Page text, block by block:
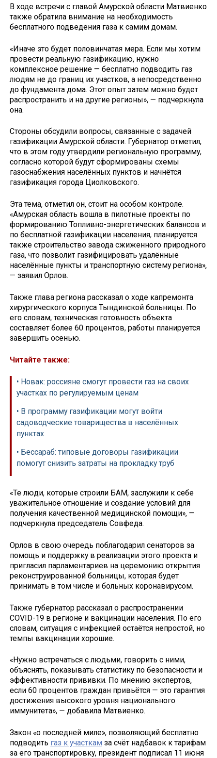
В ходе встречи с главой Амурской области Матвиенко
также обратила внимание на необходимость
бесплатного подведения газа к самим домам.
«Иначе это будет половинчатая мера. Если мы хотим
провести реальную газификацию, нужно
комплексное решение — бесплатно подводить газ
людям не до границ их участков, а непосредственно
до фундамента дома. Этот опыт затем можно будет
распространить и на другие регионы», — подчеркнула
она.
Стороны обсудили вопросы, связанные с задачей
газификации Амурской области. Губернатор отметил,
что в этом году утвердили региональную программу,
согласно которой будут сформированы схемы
газоснабжения населённых пунктов и начнётся
газификация города Циолковского.
Эта тема, отметил он, стоит на особом контроле.
«Амурская область вошла в пилотные проекты по
формированию Топливно-энергетических балансов и
по бесплатной газификации населения, планируется
также строительство завода сжиженного природного
газа, что позволит газифицировать удалённые
населённые пункты и транспортную систему региона»,
— заявил Орлов.
Также глава региона рассказал о ходе капремонта
хирургического корпуса Тындинской больницы. По
его словам, техническая готовность объекта
составляет более 60 процентов, работы планируется
завершить осенью.
Читайте также:
• Новак: россияне смогут провести газ на своих
участках по регулируемым ценам
• В программу газификации могут войти
садоводческие товарищества в населённых
пунктах
• Бессараб: типовые договоры газификации
помогут снизить затраты на прокладку труб
«Те люди, которые строили БАМ, заслужили к себе
уважительное отношение и создание условий для
получения качественной медицинской помощи», —
подчеркнула председатель Совфеда.
Орлов в свою очередь поблагодарил сенаторов за
помощь и поддержку в реализации этого проекта и
пригласил парламентариев на церемонию открытия
реконструированной больницы, которая будет
принимать в том числе и больных коронавирусом.
Также губернатор рассказал о распространении
COVID-19 в регионе и вакцинации населения. По его
словам, ситуация с инфекцией остаётся непростой, но
темпы вакцинации хорошие.
«Нужно встречаться с людьми, говорить с ними,
объяснять, показывать статистику по безопасности и
эффективности прививки. По мнению экспертов,
если 60 процентов граждан привьётся — это гарантия
достижения высокого уровня национального
иммунитета», — добавила Матвиенко.
Закон «о последней миле», позволяющий бесплатно
подводить газ к участкам за счёт надбавок к тарифам
за его транспортировку, президент подписал 11 июня